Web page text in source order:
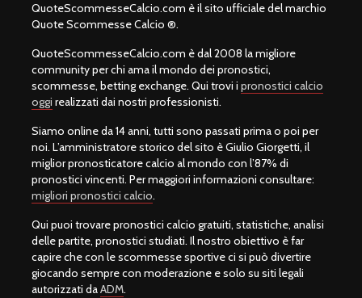
QuoteScommesseCalcio.com è il sito ufficiale del marchio
Quote Scommesse Calcio ®.
QuoteScommesseCalcio.com è dal 2008 la migliore
community per chi ama il mondo dei pronostici,
scommesse, betting exchange. Qui trovi i pronostici calcio
oggi realizzati dai nostri professionisti.
Siamo online da 14 anni, tutti sono passati prima o poi per
noi. L’amministratore storico del sito è Giulio Giorgetti, il
miglior pronosticatore calcio al mondo con l’87% di
pronostici vincenti. Per maggiori informazioni consultare:
migliori pronostici calcio.
Qui puoi trovare pronostici calcio gratuiti, statistiche, analisi
delle partite, pronostici studiati. Il nostro obiettivo è far
capire che con le scommesse sportive ci si può divertire
giocando sempre con moderazione e solo su siti legali
autorizzati daADM.